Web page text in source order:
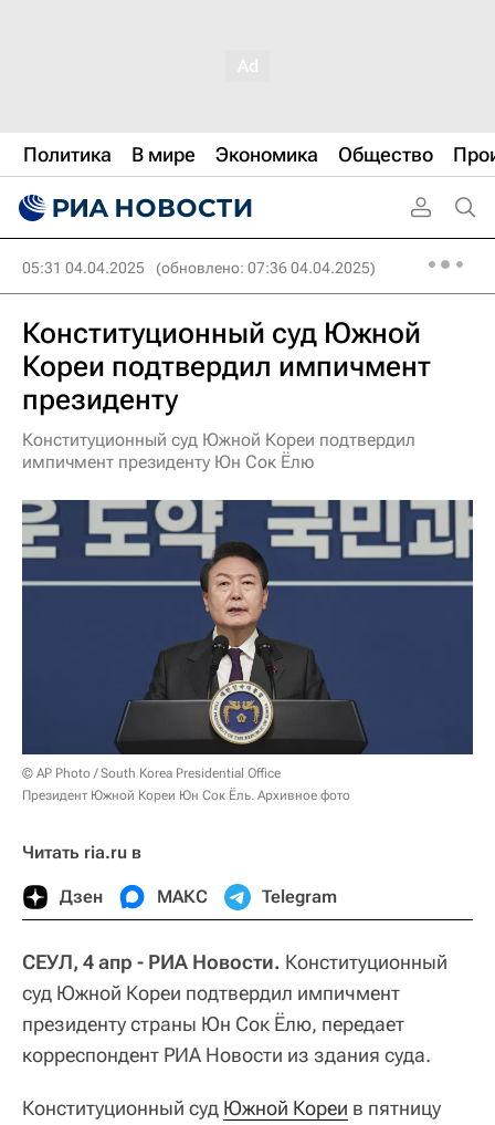
Политика В мире Экономика Общество
05:31 04.04.2025 (обновлено: 07:36 04.04.2025)
Конституционный суд Южной
Кореи подтвердил импичмент
президенту
Конституционный суд Южной Кореи подтвердил
импичмент президенту Юн Сок Ёлю
© AP Photo / South Korea Presidential Office
Президент Южной Кореи Юн Сок Ёль. Архивное фото
Читать ria.ru в
Дзен МАКС Telegram
СЕУЛ, 4 апр - РИА Новости. Конституционный
суд Южной Кореи подтвердил импичмент
президенту страны Юн Сок Ёлю, передает
корреспондент РИА Новости из здания суда.
Конституционный суд Южной Кореи в пятницу